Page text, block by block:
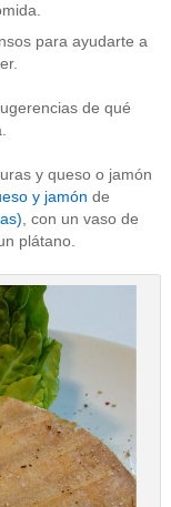
para ayudarte a
de qué
y queso o jamón
y jamón de
, con un vaso de
plátano.